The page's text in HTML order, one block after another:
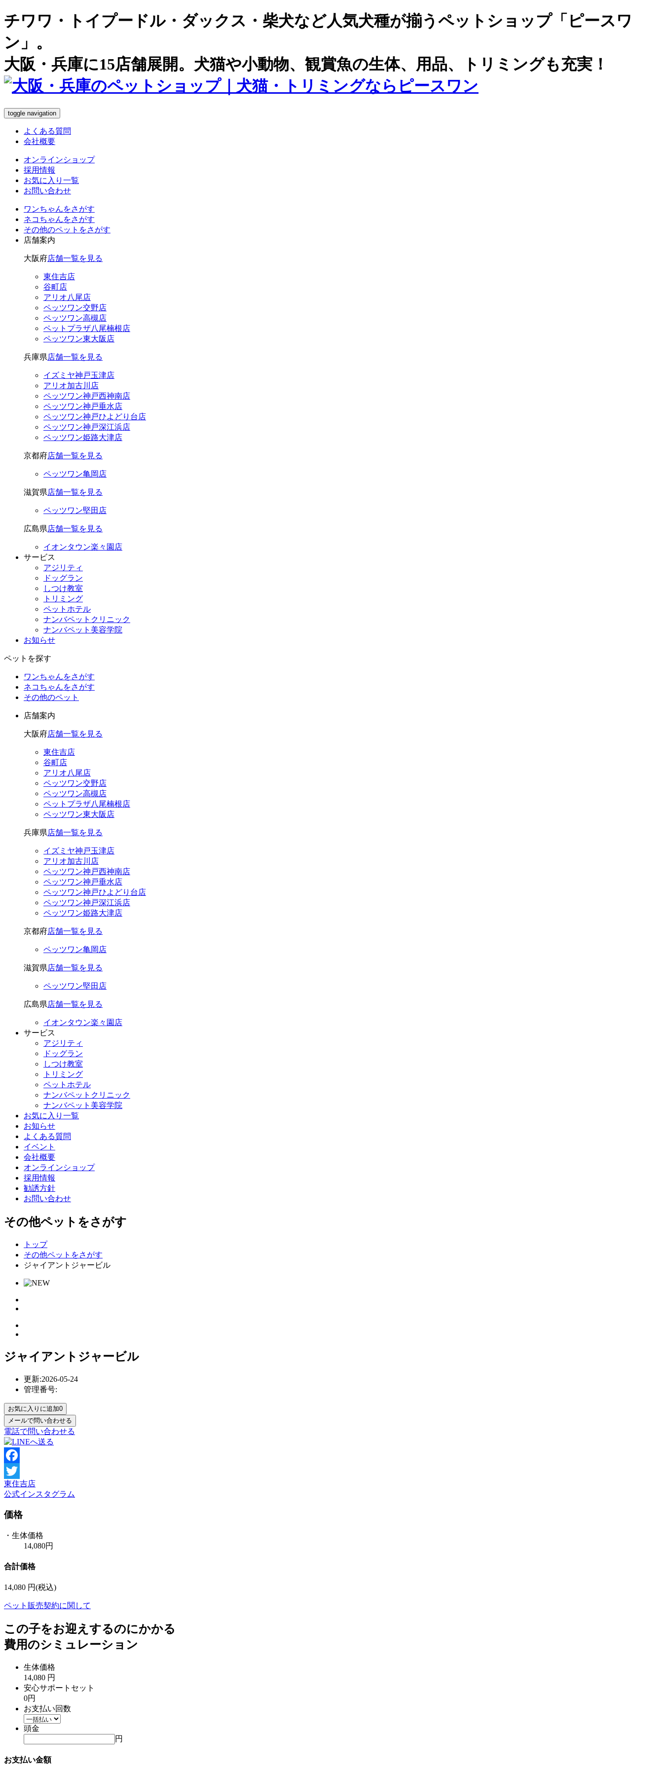
チワワ・トイプードル・ダックス・柴犬など人気犬種が揃うペットショップ「ピースワ
ン」。
大阪・兵庫に15店舗展開。犬猫や小動物、観賞魚の生体、用品、トリミングも充実！
toggle navigation
よくある質問
会社概要
オンラインショップ
採用情報
お気に入り一覧
お問い合わせ
ワンちゃんをさがす
ネコちゃんをさがす
その他のペット をさがす
店舗案内
大阪府店舗一覧を見る
東住吉店
谷町店
アリオ八尾店
ペッツワン交野店
ペッツワン高槻店
ペットプラザ八尾楠根店
ペッツワン東大阪店
兵庫県店舗一覧を見る
イズミヤ神戸玉津店
アリオ加古川店
ペッツワン神戸西神南店
ペッツワン神戸垂水店
ペッツワン神戸ひよどり台店
ペッツワン神戸深江浜店
ペッツワン姫路大津店
京都府店舗一覧を見る
ペッツワン亀岡店
滋賀県店舗一覧を見る
ペッツワン堅田店
広島県店舗一覧を見る
イオンタウン楽々園店
サービス
アジリティ
ドッグラン
しつけ教室
トリミング
ペットホテル
ナンバペットクリニック
ナンバペット美容学院
お知らせ
ペットを探す
ワンちゃんをさがす
ネコちゃんをさがす
その他のペット
店舗案内
大阪府店舗一覧を見る
東住吉店
谷町店
アリオ八尾店
ペッツワン交野店
ペッツワン高槻店
ペットプラザ八尾楠根店
ペッツワン東大阪店
兵庫県店舗一覧を見る
イズミヤ神戸玉津店
アリオ加古川店
ペッツワン神戸西神南店
ペッツワン神戸垂水店
ペッツワン神戸ひよどり台店
ペッツワン神戸深江浜店
ペッツワン姫路大津店
京都府店舗一覧を見る
ペッツワン亀岡店
滋賀県店舗一覧を見る
ペッツワン堅田店
広島県店舗一覧を見る
イオンタウン楽々園店
サービス
アジリティ
ドッグラン
しつけ教室
トリミング
ペットホテル
ナンバペットクリニック
ナンバペット美容学院
お気に入り一覧
お知らせ
よくある質問
イベント
会社概要
オンラインショップ
採用情報
勧誘方針
お問い合わせ
その他ペットをさがす
トップ
その他ペットをさがす
ジャイアントジャービル
ジャイアントジャービル
更新:2026-05-24
管理番号:
お気に入りに追加0
電話で問い合わせる
Facebook
Twitter
東住吉店
公式インスタグラム
価格
・生体価格
14,080円
合計価格
14,080 円(税込)
ペット販売契約に関して
この子をお迎えするのにかかる
費用のシミュレーション
生体価格
14,080 円
安心サポートセット
0円
お支払い回数
頭金
円
お支払い金額